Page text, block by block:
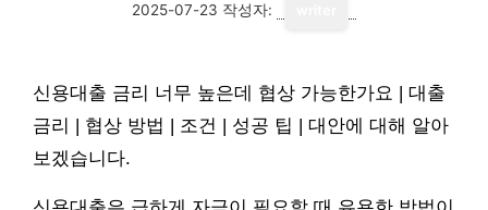
2025-07-23 작성자:
신용대출 금리 너무 높은데 협상 가능한가요 | 대출
금리 | 협상 방법 | 조건 | 성공 팁 | 대안에 대해 알아
보겠습니다.